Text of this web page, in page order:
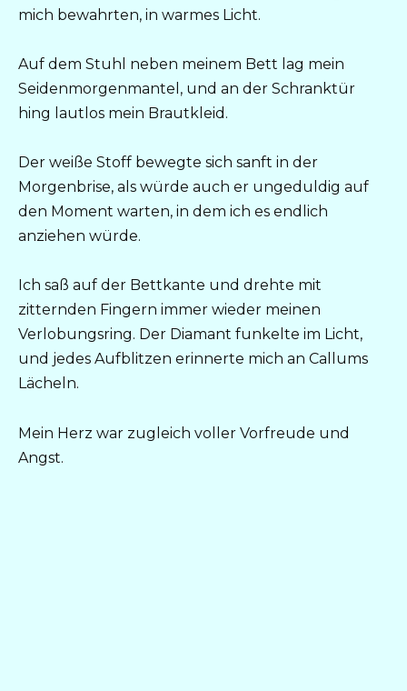
mich bewahrten, in warmes Licht.
Auf dem Stuhl neben meinem Bett lag mein
Seidenmorgenmantel, und an der Schranktür
hing lautlos mein Brautkleid.
Der weiße Stoff bewegte sich sanft in der
Morgenbrise, als würde auch er ungeduldig auf
den Moment warten, in dem ich es endlich
anziehen würde.
Ich saß auf der Bettkante und drehte mit
zitternden Fingern immer wieder meinen
Verlobungsring. Der Diamant funkelte im Licht,
und jedes Aufblitzen erinnerte mich an Callums
Lächeln.
Mein Herz war zugleich voller Vorfreude und
Angst.